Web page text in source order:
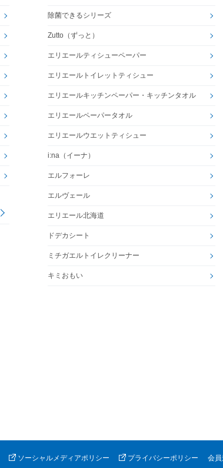
除菌できるシリーズ
Zutto（ずっと）
エリエールティシューペーパー
エリエールトイレットティシュー
エリエールキッチンペーパー・キッチンタオル
エリエールペーパータオル
エリエールウエットティシュー
i:na（イーナ）
エルフォーレ
エルヴェール
エリエール北海道
ドデカシート
ミチガエルトイレクリーナー
キミおもい
ソーシャルメディアポリシー プライバシーポリシー 会